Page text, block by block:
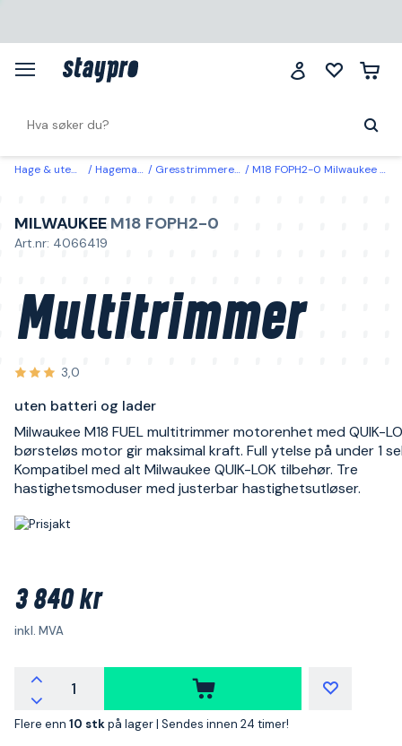
Hage & utemiljø Hagemaskiner Gresstrimmere & ryddesager M18 FOPH2-0 Milwaukee Multitrimmer uten batteri og lader
MILWAUKEE M18 FOPH2-0
Art.nr: 4066419
Multitrimmer
3,0
uten batteri og lader
Milwaukee M18 FUEL multitrimmer motorenhet med QUIK-
børsteløs motor gir maksimal kraft. Full ytelse på under 1
Kompatibel med alt Milwaukee QUIK-LOK tilbehør. Tre
hastighetsmoduser med justerbar hastighetsutløser.
3 840 kr
inkl. MVA
Flere enn 10 stkpå lager | Sendes innen 24 timer!